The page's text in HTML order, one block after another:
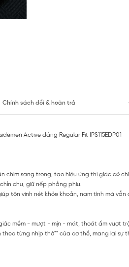
Chính sách đổi & hoàn trả
Active dáng Regular Fit IPS115EDP01
chìm sang trọng, tạo hiệu ứng thị giác có
chu, giữ nếp phẳng phiu.
tôn vinh nét khỏe khoắn, nam tính mà
mềm - mượt - mịn - mát, thoát ẩm vượt
từng nhịp thở"" của cơ thể, mang lại sự